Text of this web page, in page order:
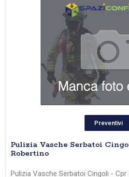
Preventivi
Pulizia Vasche Serbatoi
Robertino
Pulizia Vasche Serbatoi Cingoli - Cpr